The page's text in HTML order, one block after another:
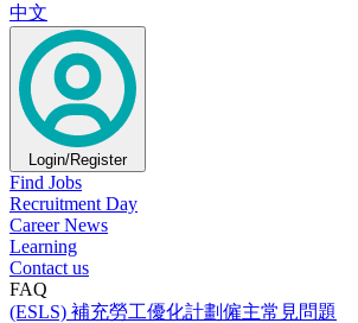
中文
Login/Register
Find Jobs
Recruitment Day
Career News
Learning
Contact us
FAQ
(ESLS) 補充勞工優化計劃僱主常見問題